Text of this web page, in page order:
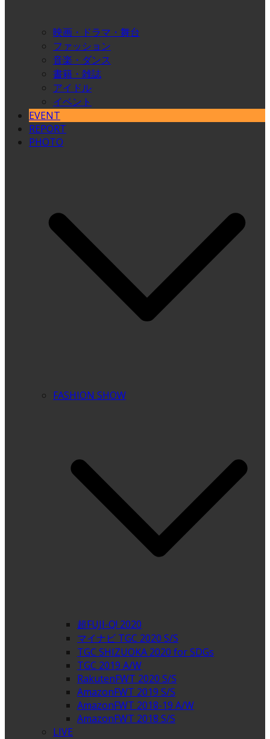
映画・ドラマ・舞台
ファッション
音楽・ダンス
書籍・雑誌
アイドル
イベント
EVENT
REPORT
PHOTO
FASHION SHOW
超FUJI-Q! 2020
マイナビ TGC 2020 S/S
TGC SHIZUOKA 2020 for SDGs
TGC 2019 A/W
RakutenFWT 2020 S/S
AmazonFWT 2019 S/S
AmazonFWT 2018-19 A/W
AmazonFWT 2018 S/S
LIVE